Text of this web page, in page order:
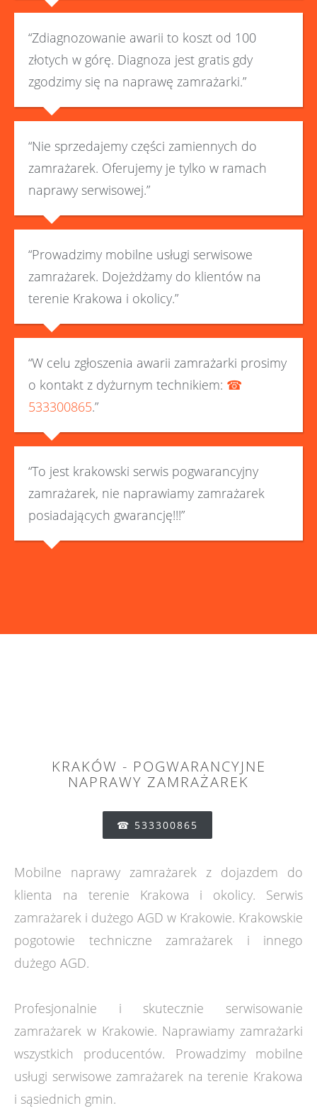
“Zdiagnozowanie awarii to koszt od 100
złotych w górę. Diagnoza jest gratis gdy
zgodzimy się na naprawę zamrażarki.”
“Nie sprzedajemy części zamiennych do
zamrażarek. Oferujemy je tylko w ramach
naprawy serwisowej.”
“Prowadzimy mobilne usługi serwisowe
zamrażarek. Dojeżdżamy do klientów na
terenie Krakowa i okolicy.”
“W celu zgłoszenia awarii zamrażarki prosimy
o kontakt z dyżurnym technikiem: ☎
533300865.”
“To jest krakowski serwis pogwarancyjny
zamrażarek, nie naprawiamy zamrażarek
posiadających gwarancję!!!”
KRAKÓW - POGWARANCYJNE
NAPRAWY ZAMRAŻAREK
☎ 533300865
Mobilne naprawy zamrażarek z dojazdem do
klienta na terenie Krakowa i okolicy. Serwis
zamrażarek i dużego AGD w Krakowie. Krakowskie
pogotowie techniczne zamrażarek i innego
dużego AGD.
Profesjonalnie i skutecznie serwisowanie
zamrażarek w Krakowie. Naprawiamy zamrażarki
wszystkich producentów. Prowadzimy mobilne
usługi serwisowe zamrażarek na terenie Krakowa
i sąsiednich gmin.